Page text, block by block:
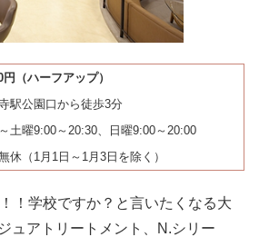
円（ハーフアップ）
駅公園口から徒歩3分
土曜9:00～20:30、日曜9:00～20:00
休（1月1日～1月3日を除く）
！学校ですか？と言いたくなる大
ュアトリートメント、N.シリー